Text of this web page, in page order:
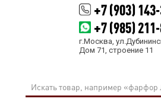
+7 (903)
+7 (985)
г.Москва,
Дом 71, строение 11